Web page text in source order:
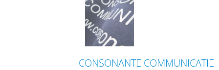
CONSONANTE COMMUNICATIE